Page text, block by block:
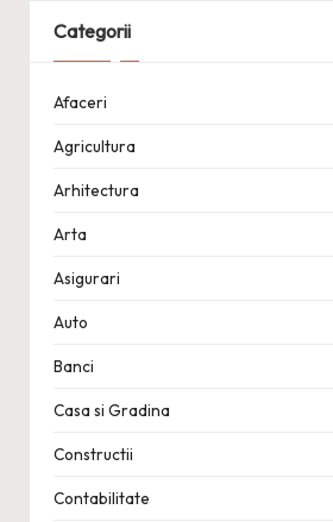
Categorii
Afaceri
Agricultura
Arhitectura
Arta
Asigurari
Auto
Banci
Casa si Gradina
Constructii
Contabilitate